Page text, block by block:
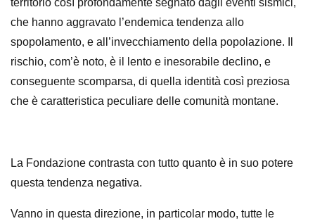
territorio così profondamente segnato dagli eventi sismici,
che hanno aggravato l’endemica tendenza allo
spopolamento, e all’invecchiamento della popolazione. Il
rischio, com’è noto, è il lento e inesorabile declino, e
conseguente scomparsa, di quella identità così preziosa
che è caratteristica peculiare delle comunità montane.
La Fondazione contrasta con tutto quanto è in suo potere
questa tendenza negativa.
Vanno in questa direzione, in particolar modo, tutte le